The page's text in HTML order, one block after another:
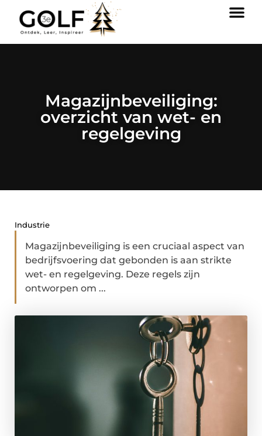
Magazijnbeveiliging:
overzicht van wet- en
regelgeving
Industrie
Magazijnbeveiliging is een cruciaal aspect van
bedrijfsvoering dat gebonden is aan strikte
wet- en regelgeving. Deze regels zijn
ontworpen om ...